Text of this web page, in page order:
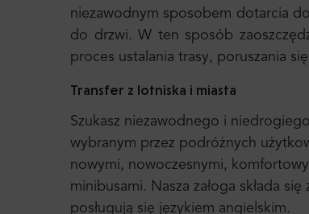
niezawodnym sposobem dotarcia
do drzwi. W ten sposób
proces ustalania trasy, poruszania
Transfer z lotniska i miasta
Szukasz niezawodnego i
wybranym przez podróżnych
nowymi, nowoczesnymi,
minibusami. Nasza załoga składa
posługują się językiem angielskim.